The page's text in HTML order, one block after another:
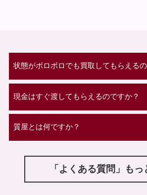
状態がボロボロでも買取してもらえるの
現金はすぐ渡してもらえるのですか？
質屋とは何ですか？
「よくある質問」もっ